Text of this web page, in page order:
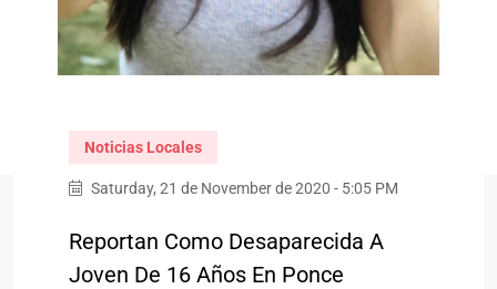
Noticias Locales
Saturday, 21 de November de 2020 - 5:05 PM
Reportan Como Desaparecida A
Joven De 16 Años En Ponce